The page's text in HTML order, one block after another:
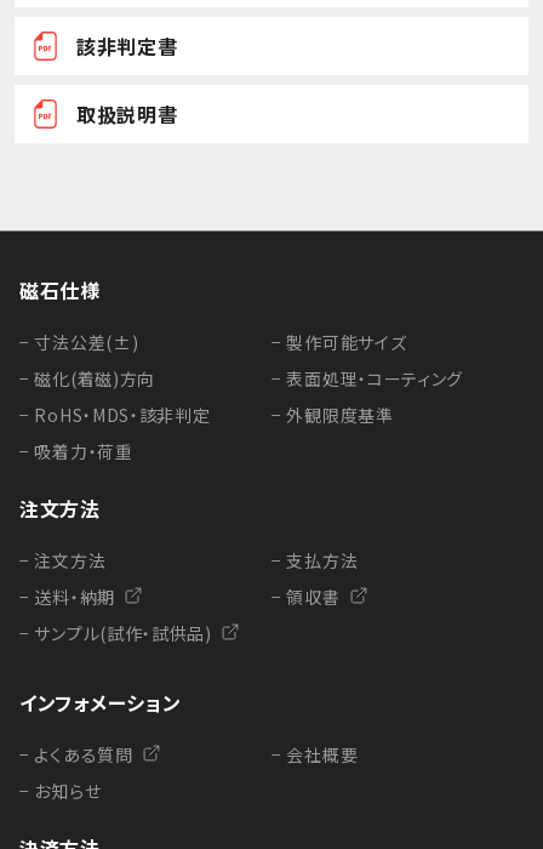
該非判定書
取扱説明書
磁石仕様
− 寸法公差(±)
− 磁化(着磁)方向
− RoHS・MDS・該非判定
− 吸着力・荷重
− 製作可能サイズ
− 表面処理・コーティング
− 外観限度基準
注文方法
− 注文方法
− 送料・納期
− サンプル(試作・試供品)
− 支払方法
− 領収書
インフォメーション
− よくある質問
− お知らせ
− 会社概要